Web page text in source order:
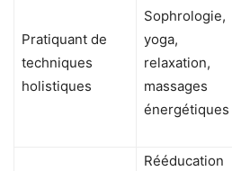
Pratiquant de
techniques
holistiques
Sophrologie,
yoga,
relaxation,
massages
énergétiques
Rééducation